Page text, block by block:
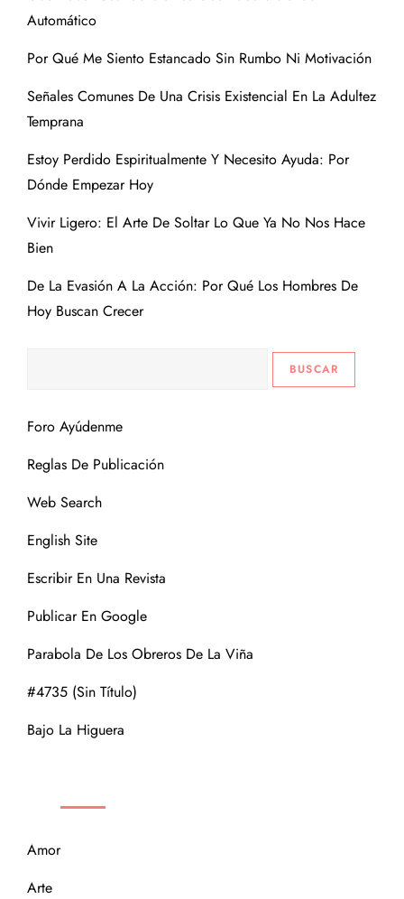
Automático
Por Qué Me Siento Estancado Sin Rumbo Ni Motivación
Señales Comunes De Una Crisis Existencial En La Adultez
Temprana
Estoy Perdido Espiritualmente Y Necesito Ayuda: Por
Dónde Empezar Hoy
Vivir Ligero: El Arte De Soltar Lo Que Ya No Nos Hace
Bien
De La Evasión A La Acción: Por Qué Los Hombres De
Hoy Buscan Crecer
Foro Ayúdenme
Reglas De Publicación
Web Search
English Site
Escribir En Una Revista
Publicar En Google
Parabola De Los Obreros De La Viña
#4735 (sin Título)
Bajo La Higuera
Amor
Arte